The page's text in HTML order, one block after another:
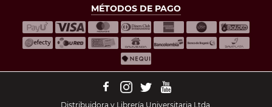
MÉTODOS DE PAGO
Distribuidora y Librería Universitaria Ltda.